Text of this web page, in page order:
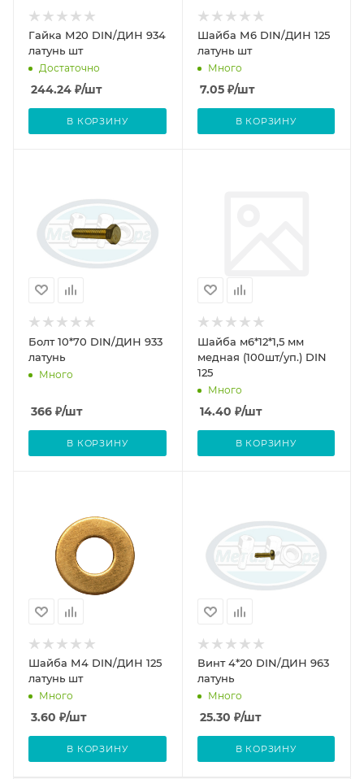
Гайка М20 DIN/ДИН 934
латунь шт
Достаточно
244.24 ₽/шт
В КОРЗИНУ
Шайба М6 DIN/ДИН 125
латунь шт
Много
7.05₽/шт
В КОРЗИНУ
Болт 10*70 DIN/ДИН 933
латунь
Много
366 ₽/шт
В КОРЗИНУ
Шайба м6*12*1,5 мм
медная (100шт/уп.) DIN
125
Много
14.40 ₽/шт
В КОРЗИНУ
Шайба М4 DIN/ДИН 125
латунь шт
Много
3.60 ₽/шт
В КОРЗИНУ
Винт 4*20 DIN/ДИН 963
латунь
Много
25.30 ₽/шт
В КОРЗИНУ